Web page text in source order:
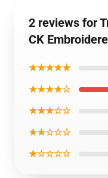
2 reviews for
CK
★★★★★
★★★★☆
★★★☆☆
★★☆☆☆
★☆☆☆☆